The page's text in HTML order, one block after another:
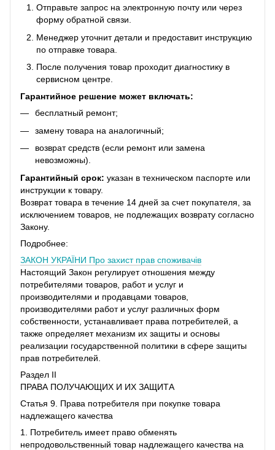
Отправьте запрос на электронную почту или через
форму обратной связи.
Менеджер уточнит детали и предоставит инструкцию
по отправке товара.
После получения товар проходит диагностику в
сервисном центре.
Гарантийное решение может включать:
бесплатный ремонт;
замену товара на аналогичный;
возврат средств (если ремонт или замена
невозможны).
Гарантийный срок: указан в техническом паспорте или
инструкции к товару.
Возврат товара в течение 14 дней за счет покупателя, за
исключением товаров, не подлежащих возврату согласно
Закону.
Подробнее:
ЗАКОН УКРАЇНИ Про захист прав споживачів
Настоящий Закон регулирует отношения между
потребителями товаров, работ и услуг и
производителями и продавцами товаров,
производителями работ и услуг различных форм
собственности, устанавливает права потребителей, а
также определяет механизм их защиты и основы
реализации государственной политики в сфере защиты
прав потребителей.
Раздел II
ПРАВА ПОЛУЧАЮЩИХ И ИХ ЗАЩИТА
Статья 9. Права потребителя при покупке товара
надлежащего качества
1. Потребитель имеет право обменять
непродовольственный товар надлежащего качества на